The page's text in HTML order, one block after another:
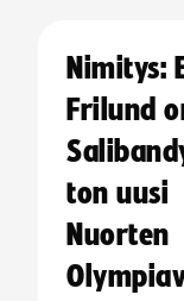
Nimitys:
Frilund
ton uusi
Nuorten